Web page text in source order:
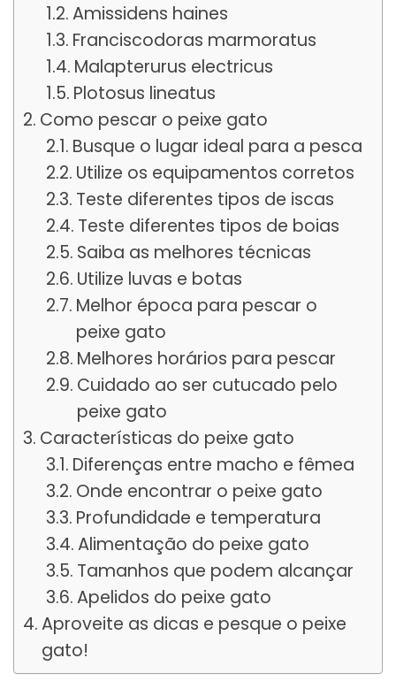
Amissidens haines
Franciscodoras marmoratus
Malapterurus electricus
Plotosus lineatus
Como pescar o peixe gato
Busque o lugar ideal para a pesca
Utilize os equipamentos corretos
Teste diferentes tipos de iscas
Teste diferentes tipos de boias
Saiba as melhores técnicas
Utilize luvas e botas
Melhor época para pescar o
peixe gato
Melhores horários para pescar
Cuidado ao ser cutucado pelo
peixe gato
Características do peixe gato
Diferenças entre macho e fêmea
Onde encontrar o peixe gato
Profundidade e temperatura
Alimentação do peixe gato
Tamanhos que podem alcançar
Apelidos do peixe gato
Aproveite as dicas e pesque o peixe
gato!